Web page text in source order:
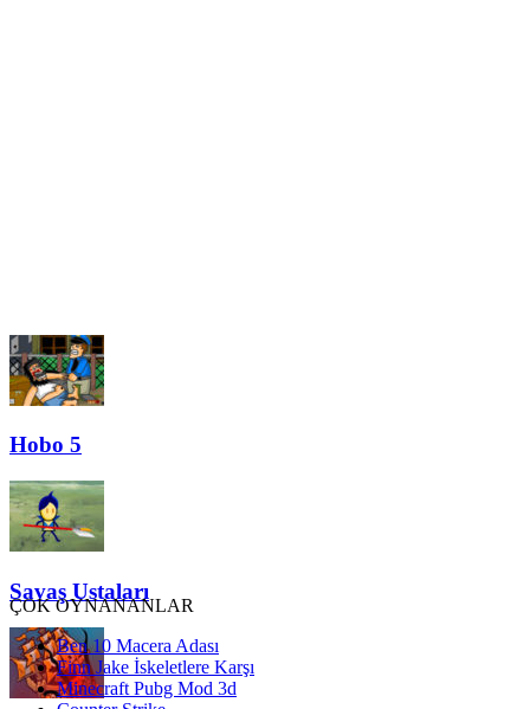
Hobo 5
Savaş Ustaları
ÇOK OYNANANLAR
Ben 10 Macera Adası
Finn Jake İskeletlere Karşı
Minecraft Pubg Mod 3d